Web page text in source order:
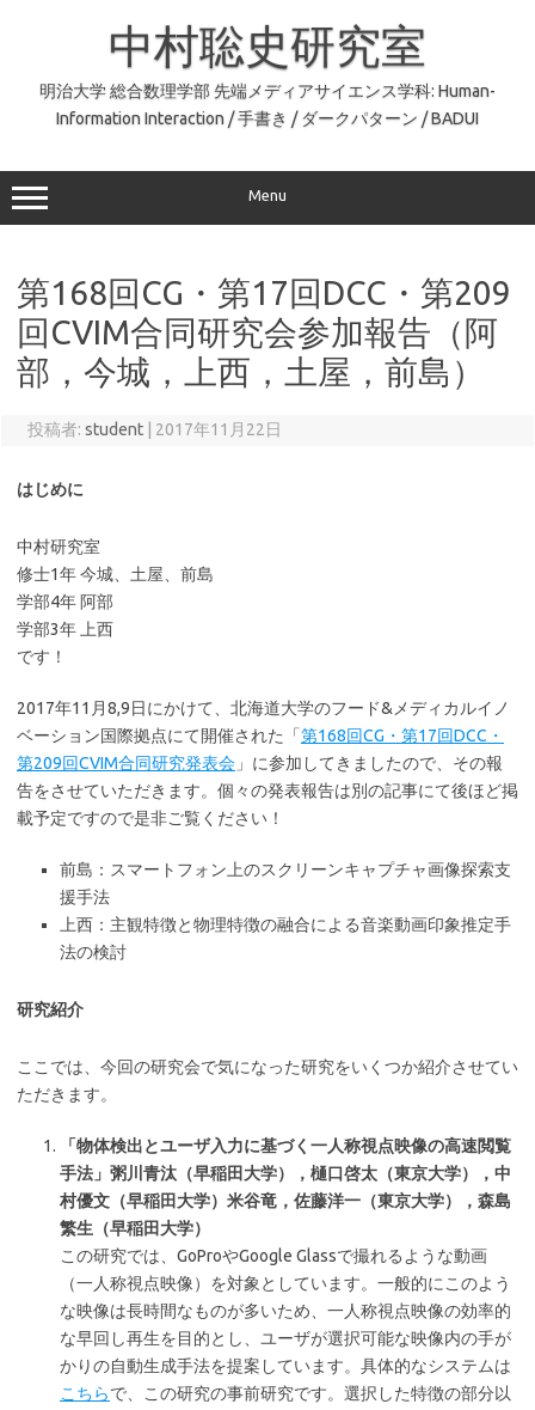
中村聡史研究室
明治大学 総合数理学部 先端メディアサイエンス学科: Human-
Information Interaction / 手書き / ダークパターン / BADUI
Menu
第168回CG・第17回DCC・第209
回CVIM合同研究会参加報告（阿
部，今城，上西，土屋，前島）
投稿者: student 2017年11月22日
はじめに
中村研究室
修士1年 今城、土屋、前島
学部4年 阿部
学部3年 上西
です！
2017年11月8,9日にかけて、北海道大学のフード&メディカルイノ
ベーション国際拠点にて開催された「第168回CG・第17回DCC・
第209回CVIM合同研究発表会 」に参加してきましたので、その報
告をさせていただきます。個々の発表報告は別の記事にて後ほど掲
載予定ですので是非ご覧ください！
前島：スマートフォン上のスクリーンキャプチャ画像探索支
援手法
上西：主観特徴と物理特徴の融合による音楽動画印象推定手
法の検討
研究紹介
ここでは、今回の研究会で気になった研究をいくつか紹介させてい
ただきます。
「物体検出とユーザ入力に基づく一人称視点映像の高速閲覧
手法 」粥川青汰（早稲田大学），樋口啓太（東京大学），中
村優文（早稲田大学）米谷竜，佐藤洋一（東京大学），森島
繁生（早稲田大学）
この研究では、GoProやGoogle Glassで撮れるような動画
（一人称視点映像）を対象としています。一般的にこのよう
な映像は長時間なものが多いため、一人称視点映像の効率的
な早回し再生を目的とし、ユーザが選択可能な映像内の手が
かりの自動生成手法を提案しています。具体的なシステムは
こちらで、この研究の事前研究です。選択した特徴の部分以